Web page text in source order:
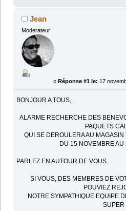
Jean
Moderateur
« Réponse #1 le: 17
BONJOUR A TOUS,
ALARME RECHERCHE DES
PAQUETS
QUI SE DEROULERA AU
DU 15 NOVEMBRE
PARLEZ EN AUTOUR DE VOUS.
SI VOUS, DES MEMBRES DE
POUVIEZ
NOTRE SYMPATHIQUE EQUIPE
SUPER